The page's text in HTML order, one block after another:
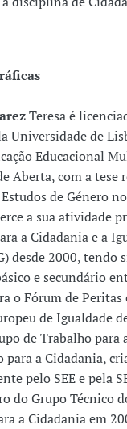
Teresa é
Universidade de
Educacional
Aberta, com a tese
de Género
a sua atividade
a Cidadania e a
desde 2000, tendo
e secundário
o Fórum de Peritas
de Igualdade
de Trabalho para
para a Cidadania,
pelo SEE e pela
do Grupo Técnico
a Cidadania em